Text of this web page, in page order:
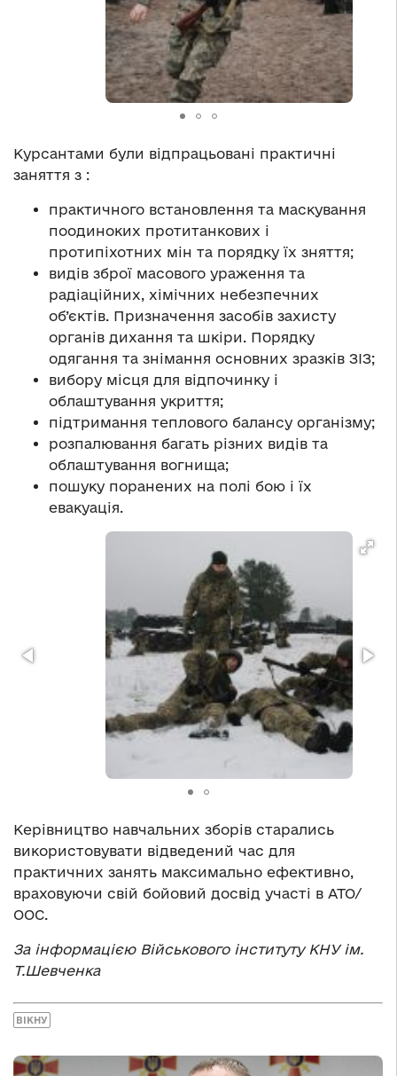
Курсантами були відпрацьовані практичні
заняття з :
практичного встановлення та маскування
поодиноких протитанкових і
протипіхотних мін та порядку їх зняття;
видів зброї масового ураження та
радіаційних, хімічних небезпечних
об’єктів. Призначення засобів захисту
органів дихання та шкіри. Порядку
одягання та знімання основних зразків ЗІЗ;
вибору місця для відпочинку і
облаштування укриття;
підтримання теплового балансу організму;
розпалювання багать різних видів та
облаштування вогнища;
пошуку поранених на полі бою і їх
евакуація.
Керівництво навчальних зборів старались
використовувати відведений час для
практичних занять максимально ефективно,
враховуючи свій бойовий досвід участі в АТО/
ООС.
За інформацією Військового інституту КНУ ім.
Т.Шевченка
ВІКНУ